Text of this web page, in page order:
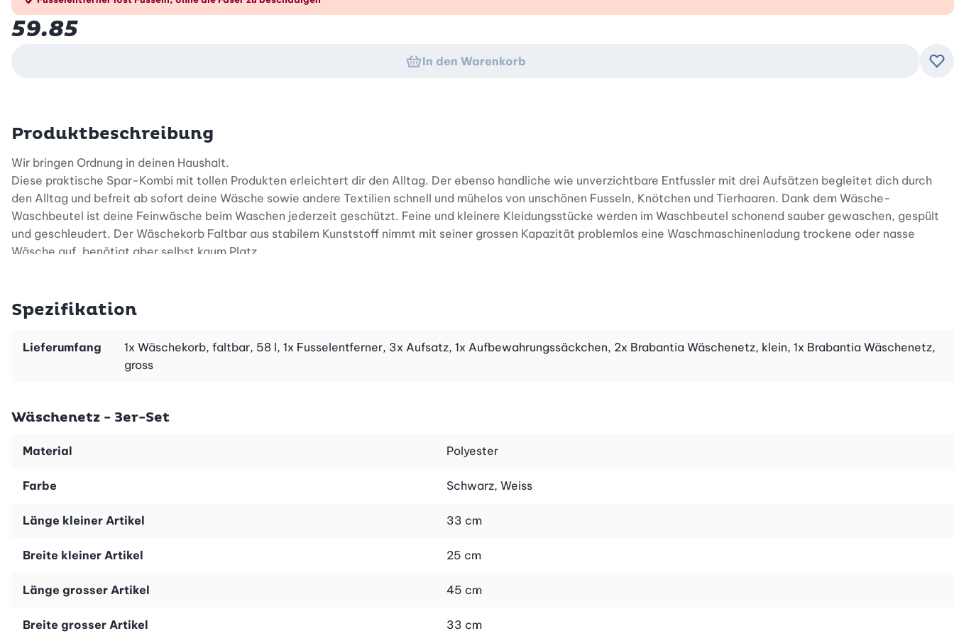
59.85
In den Warenkorb
Produktbeschreibung
Wir bringen Ordnung in deinen Haushalt.
Diese praktische Spar-Kombi mit tollen Produkten erleichtert dir den Alltag. Der ebenso handliche wie unverzichtbare Entfussler mit drei Aufsätzen begleitet dich durch
den Alltag und befreit ab sofort deine Wäsche sowie andere Textilien schnell und mühelos von unschönen Fusseln, Knötchen und Tierhaaren. Dank dem Wäsche-
Waschbeutel ist deine Feinwäsche beim Waschen jederzeit geschützt. Feine und kleinere Kleidungsstücke werden im Waschbeutel schonend sauber gewaschen, gespült
und geschleudert. Der Wäschekorb Faltbar aus stabilem Kunststoff nimmt mit seiner grossen Kapazität problemlos eine Waschmaschinenladung trockene oder nasse
Wäsche auf, benötigt aber selbst kaum Platz.
Spezifikation
Lieferumfang
1x Wäschekorb, faltbar, 58 l, 1x Fusselentferner, 3x Aufsatz, 1x Aufbewahrungssäckchen, 2x Brabantia Wäschenetz, klein, 1x Brabantia Wäschenetz,
gross
Wäschenetz - 3er-Set
Material Polyester
Farbe Schwarz, Weiss
Länge kleiner Artikel 33 cm
Breite kleiner Artikel 25 cm
Länge grosser Artikel 45 cm
Breite grosser Artikel 33 cm